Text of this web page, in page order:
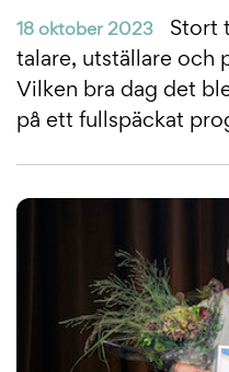
18 oktober 2023
Stort
talare, utställare och
Vilken bra dag det
på ett fullspäckat